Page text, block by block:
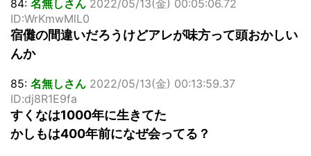
84: 名無しさん 2022/05/13(金) 00:05:06.72
ID:WrKmwMlL0
宿儺の間違いだろうけどアレが味方って頭おかしい
んか
85: 名無しさん 2022/05/13(金) 00:13:59.37
ID:dj8R1E9fa
すくなは1000年に生きてた
かしもは400年前になぜ会ってる？